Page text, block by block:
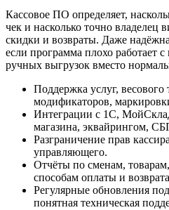
Кассовое ПО определяет,
чек и насколько точно владелец
скидки и возвраты. Даже
если программа плохо работает
ручных выгрузок вместо
Поддержка услуг, весового
модификаторов,
Интеграции с 1С,
магазина, эквайрингом,
Разграничение прав
управляющего.
Отчёты по сменам,
способам оплаты и
Регулярные обновления
понятная техническая